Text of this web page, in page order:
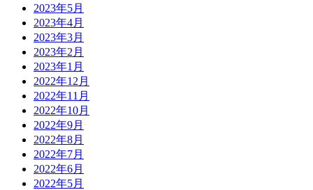
2023年5月
2023年4月
2023年3月
2023年2月
2023年1月
2022年12月
2022年11月
2022年10月
2022年9月
2022年8月
2022年7月
2022年6月
2022年5月